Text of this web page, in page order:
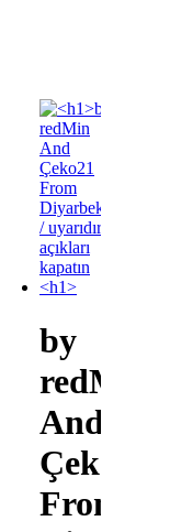
by
redMin
And
Çeko21
From